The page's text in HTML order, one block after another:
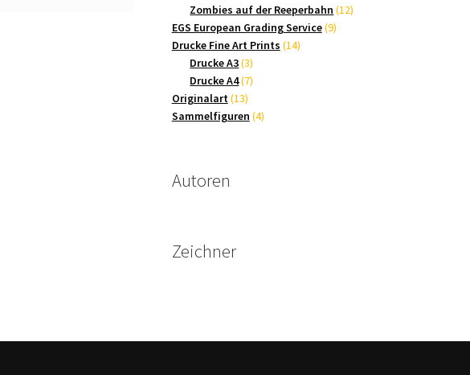
Produkte
Zombies auf der Reeperbahn 1212
EGS European Grading Service 99
Drucke Fine Art Prints 1414
Drucke A3 33
Produkte
Drucke A4 77
Originalart 1313
Produkte
Sammelfiguren 44
Autoren
Zeichner